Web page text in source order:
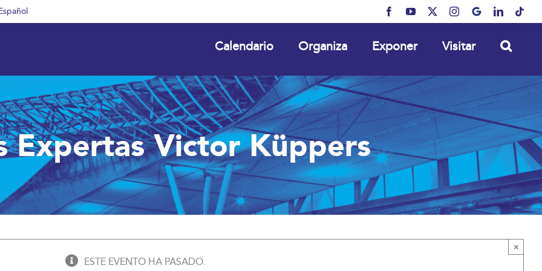
FacebookYouTube Instagram
MyBusinessLinkedIn
Calendario Organiza Exponer Visitar
Expertas Victor Küppers
ESTE EVENTO HA PASADO.
×